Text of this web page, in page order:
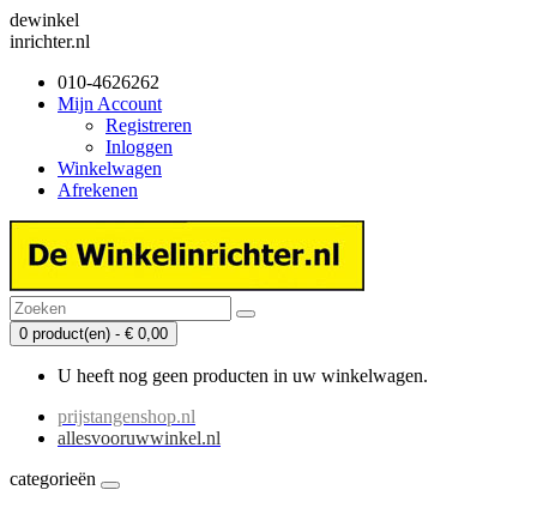
dewinkel
inrichter.nl
010-4626262
Mijn Account
Registreren
Inloggen
Winkelwagen
Afrekenen
0 product(en) - € 0,00
U heeft nog geen producten in uw winkelwagen.
prijstangenshop.nl
allesvooruwwinkel.nl
categorieën